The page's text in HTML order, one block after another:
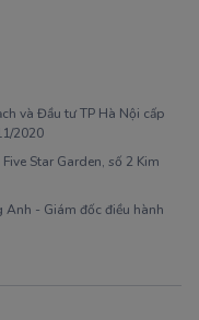
và Đầu tư TP Hà Nội cấp
2020
Star Garden, số 2 Kim
- Giám đốc điều hành